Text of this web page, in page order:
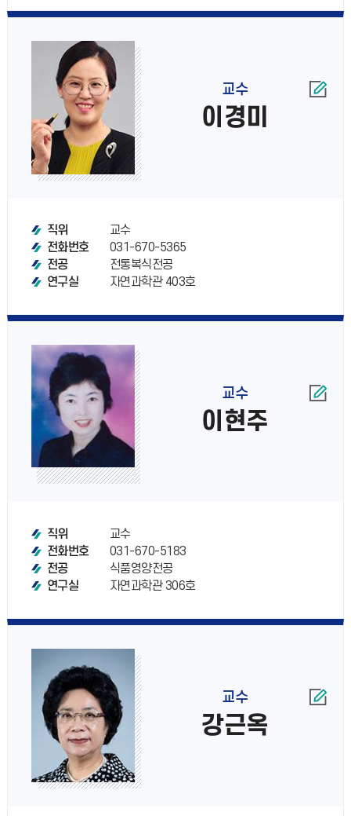
교수
이경미
직위
교수
전화번호
031-670-5365
전공
전통복식전공
연구실
자연과학관 403호
교수
이현주
직위
교수
전화번호
031-670-5183
전공
식품영양전공
연구실
자연과학관 306호
교수
강근옥